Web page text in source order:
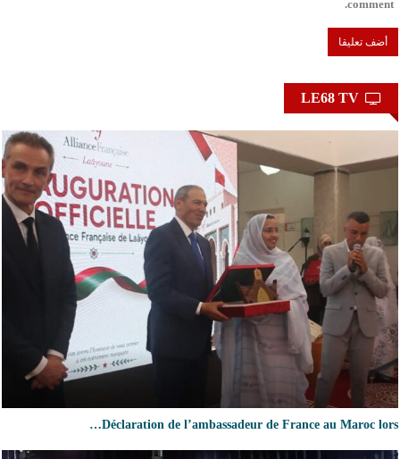
comment.
Déclaration de l’ambassadeur de France au Maroc lors…